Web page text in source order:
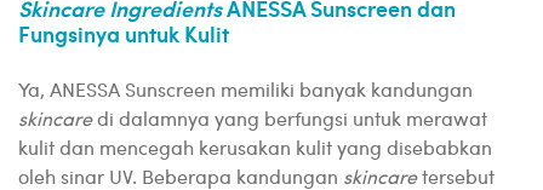
Skincare IngredientsANESSA Sunscreen dan
Fungsinya untuk Kulit
Ya, ANESSA Sunscreen memiliki banyak kandungan
skincaredi dalamnya yang berfungsi untuk merawat
kulit dan mencegah kerusakan kulit yang disebabkan
oleh sinar UV. Beberapa kandungan skincaretersebut